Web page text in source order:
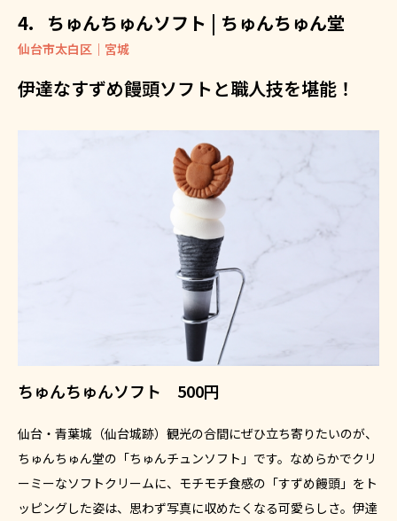
ちゅんちゅんソフト | ちゅんちゅん堂
仙台市太白区｜宮城
伊達なすずめ饅頭ソフトと職人技を堪能！
ちゅんちゅんソフト 500円
仙台・青葉城（仙台城跡）観光の合間にぜひ立ち寄りたいのが、
ちゅんちゅん堂の「ちゅんチュンソフト」です。なめらかでクリ
ーミーなソフトクリームに、モチモチ食感の「すずめ饅頭」をト
ッピングした姿は、思わず写真に収めたくなる可愛らしさ。伊達